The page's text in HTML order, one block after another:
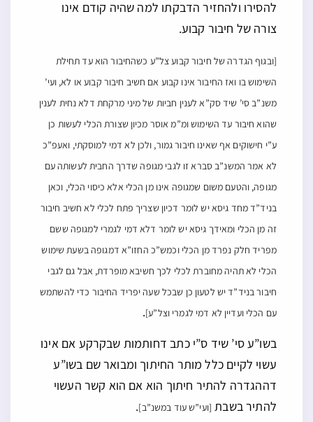
להסירו ולהחזיר הדבקתו למה שהיה קודם אינו
צורה של חיבור קבוע.
[ובגוף הגדרה של חיבור קבוע צל”ע כשהחיבור הוא עד תחילת
השימוש בו ואז החיבור אינו קבוע אם חשיב חיבור קבוע או לא, ועי’
משנ”ב סי’ שיד סק”א לענין חביות של מיני מרקחת דלא נחית לענין
שהוא חיבור עד השימוש ומ”מ אוסר מכיון שצורת הכלי לעשות כן
ע”י חישוקים אף שאינו חיבור גמור, ולכן לא דמי למוסקתי, ואעפ”כ
לא אמר המשנ”ב סברא זו לגבי מגופה שדרך החבית לעשותה עם
מגופה, והטעם משום שמגופה אינו מן הכלי אלא כיסוי הכלי, וכאן
בניד”ד מחד גיסא יש לומר דכיון שצריך פתח לכלי לא חשיב חיבור
זה מן הכלי ומאידך גיסא יש לומר דלא דמי לגמרי למגופה ששם
מפריד חלק נפרד מן הכלי וכמש”כ החזו”א דמגופה בשעת שימוש
הכלי לא תהיה מחוברת לכלי לכך חשיבא מופרדת, אבל גם לגבי
חיבור בניד”ד יש לטעון כן שבכל שעה יפריד החיבור כדי להשתמש
עם הכלי ועדיין לא דמי לגמרי וצל”ע].
בשו”ע סי’ שיד ס”י כתב דחותמות שבקרקע אם אינו
עשוי לקיים כלל מותר החיתוך ומבואר שם בשו”ע
דההגדרה להתיר חיתוך הוא אם הוא קשר העשוי
להתיר בשבת [ועי”ש עוד במשנ”ב].